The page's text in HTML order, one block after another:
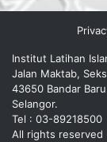
Institut Latihan
Jalan Maktab,
43650 Bandar
Selangor.
Tel : 03-89218500
All rights reserved